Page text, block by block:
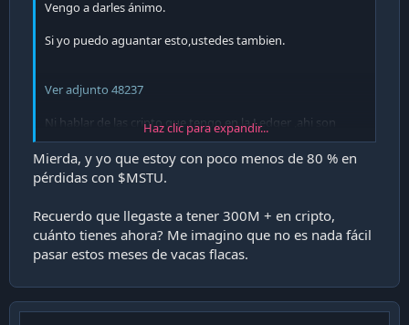
Vengo a darles ánimo.
Si yo puedo aguantar esto,ustedes tambien.
Ver adjunto 48237
Ni hablar de las cripto que tengo en la Ledger ,ahi son
cientos de millones en pérdidas no realizadas.
Haz clic para expandir...
Mierda, y yo que estoy con poco menos de 80 % en
pérdidas con $MSTU.
Recuerdo que llegaste a tener 300M + en cripto,
cuánto tienes ahora? Me imagino que no es nada fácil
pasar estos meses de vacas flacas.